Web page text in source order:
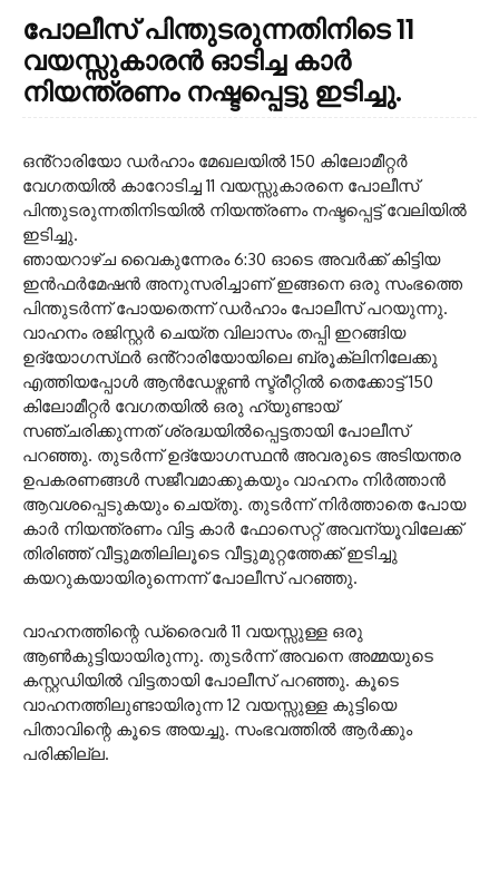
പോലീസ് പിന്തുടരുന്നതിനിടെ 11
വയസ്സുകാരൻ ഓടിച്ച കാർ
നിയന്ത്രണം നഷ്ടപ്പെട്ടു ഇടിച്ചു.
ഒൻ്റാരിയോ ഡർഹാം മേഖലയിൽ 150 കിലോമീറ്റർ
വേഗതയിൽ കാറോടിച്ച 11 വയസ്സുകാരനെ പോലീസ്
പിന്തുടരുന്നതിനിടയിൽ നിയന്ത്രണം നഷ്ടപ്പെട്ട് വേലിയിൽ
ഇടിച്ചു.
ഞായറാഴ്ച വൈകുന്നേരം 6:30 ഓടെ അവർക്ക് കിട്ടിയ
ഇൻഫർമേഷൻ അനുസരിച്ചാണ് ഇങ്ങനെ ഒരു സംഭത്തെ
പിന്തുടർന്ന് പോയതെന്ന് ഡർഹാം പോലീസ് പറയുന്നു.
വാഹനം രജിസ്റ്റർ ചെയ്ത വിലാസം തപ്പി ഇറങ്ങിയ
ഉദ്യോഗസ്‌ഥർ ഒൻ്റാരിയോയിലെ ബ്രൂക്ലിനിലേക്കു
എത്തിയപ്പോൾ ആൻഡേഴ്സൺ സ്ട്രീറ്റിൽ തെക്കോട്ട് 150
കിലോമീറ്റർ വേഗതയിൽ ഒരു ഹ്യുണ്ടായ്
സഞ്ചരിക്കുന്നത് ശ്രദ്ധയിൽപ്പെട്ടതായി പോലീസ്
പറഞ്ഞു. തുടർന്ന് ഉദ്യോഗസ്ഥൻ അവരുടെ അടിയന്തര
ഉപകരണങ്ങൾ സജീവമാക്കുകയും വാഹനം നിർത്താൻ
ആവശപ്പെടുകയും ചെയ്തു. തുടർന്ന് നിർത്താതെ പോയ
കാർ നിയന്ത്രണം വിട്ട കാർ ഫോസെറ്റ് അവന്യൂവിലേക്ക്
തിരിഞ്ഞ് വീട്ടുമതിലിലൂടെ വീട്ടുമുറ്റത്തേക്ക് ഇടിച്ചു
കയറുകയായിരുന്നെന്ന് പോലീസ് പറഞ്ഞു.
വാഹനത്തിന്റെ ഡ്രൈവർ 11 വയസ്സുള്ള ഒരു
ആൺകുട്ടിയായിരുന്നു. തുടർന്ന് അവനെ അമ്മയുടെ
കസ്റ്റഡിയിൽ വിട്ടതായി പോലീസ് പറഞ്ഞു. കൂടെ
വാഹനത്തിലുണ്ടായിരുന്ന 12 വയസ്സുള്ള കുട്ടിയെ
പിതാവിന്റെ കൂടെ അയച്ചു. സംഭവത്തിൽ ആർക്കും
പരിക്കില്ല.